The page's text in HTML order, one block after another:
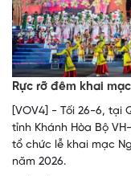
Rực rỡ đêm khai
[VOV4] - Tối 26-6, tại
tỉnh Khánh Hòa Bộ
tổ chức lễ khai mạc
năm 2026.